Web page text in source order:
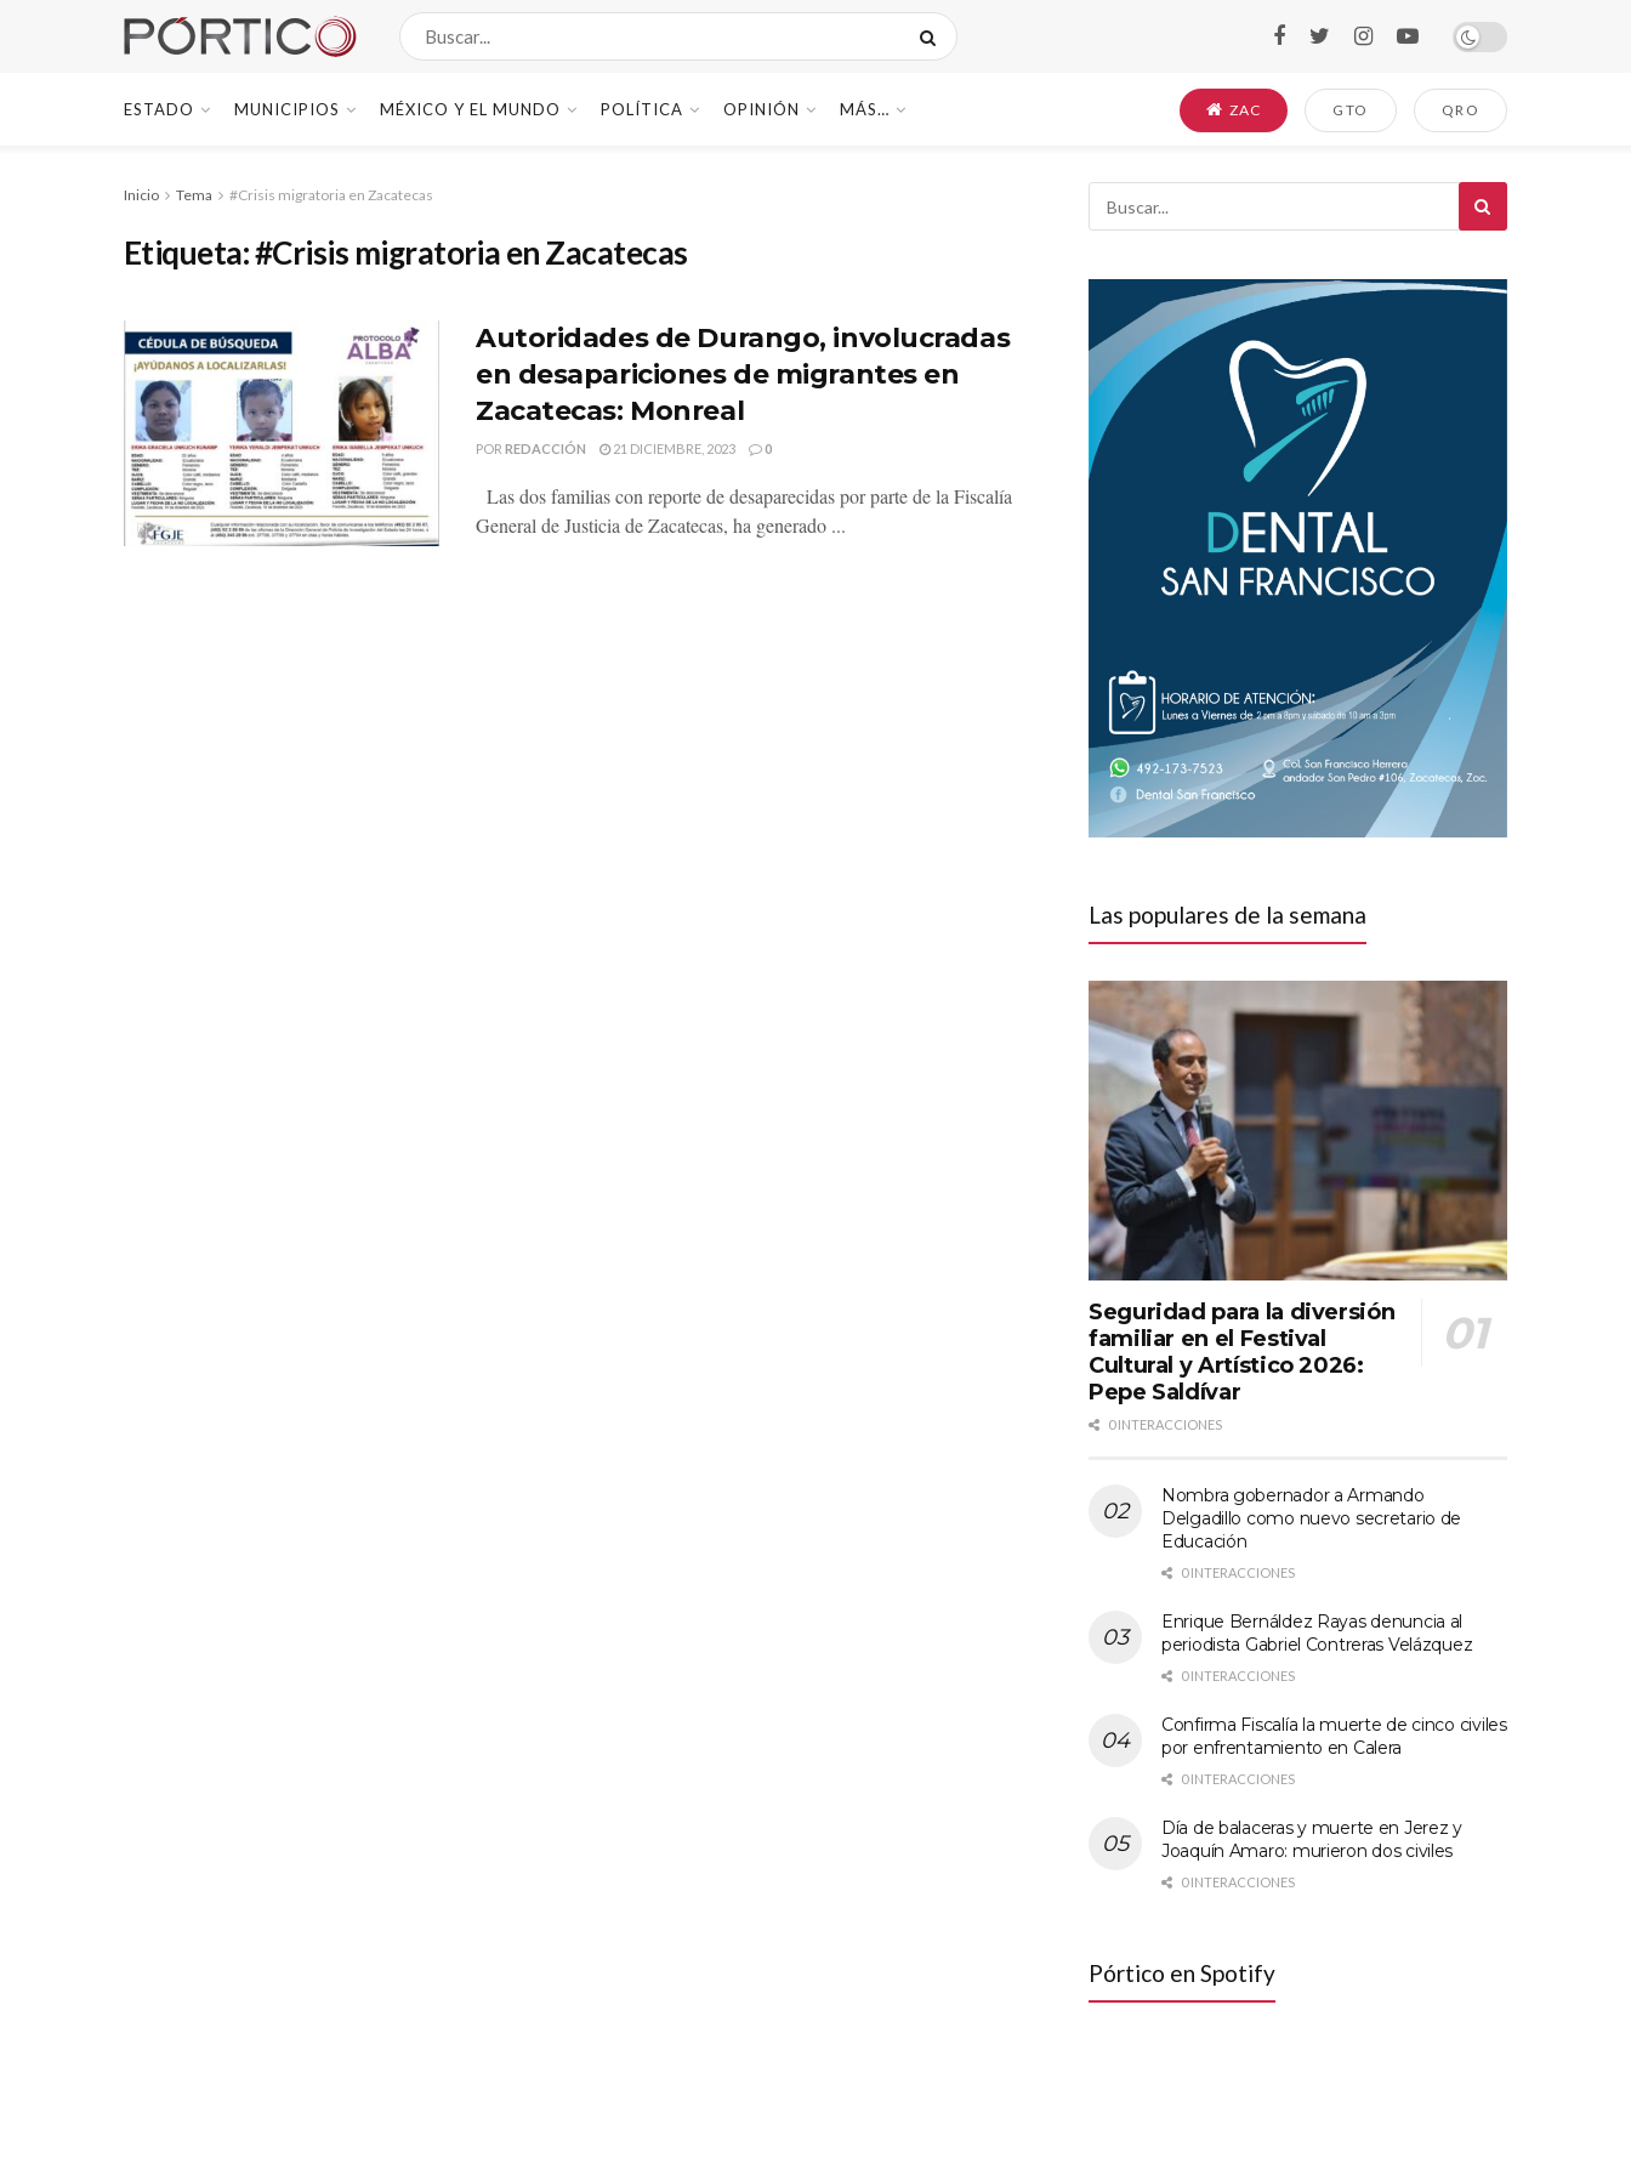
ESTADO MUNICIPIOS MÉXICO Y EL MUNDO POLÍTICA OPINIÓN MÁS… ZAC GTO QRO
Inicio Tema #Crisis migratoria en Zacatecas
Etiqueta:#Crisis migratoria en Zacatecas
Autoridades de Durango, involucradas
en desapariciones de migrantes en
Zacatecas: Monreal
POR REDACCIÓN 21 DICIEMBRE, 2023 0
Las dos familias con reporte de desaparecidas por parte de la Fiscalía
General de Justicia de Zacatecas, ha generado ...
Las populares de la semana
Seguridad para la diversión
familiar en el Festival
Cultural y Artístico 2026:
Pepe Saldívar
0 INTERACCIONES
Nombra gobernador a Armando
Delgadillo como nuevo secretario de
Educación
0 INTERACCIONES
Enrique Bernáldez Rayas denuncia al
periodista Gabriel Contreras Velázquez
0 INTERACCIONES
Confirma Fiscalía la muerte de cinco civiles
por enfrentamiento en Calera
0 INTERACCIONES
Día de balaceras y muerte en Jerez y
Joaquín Amaro: murieron dos civiles
0 INTERACCIONES
Pórtico en Spotify